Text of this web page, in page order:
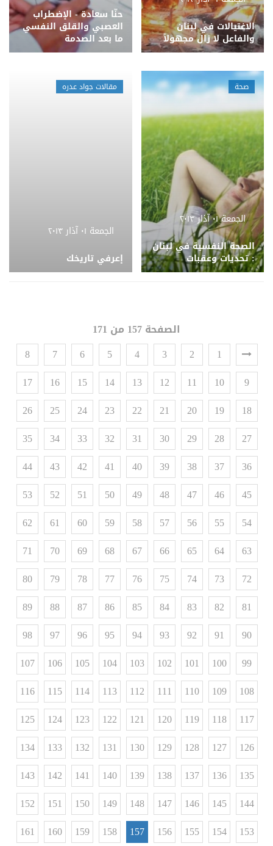
الاغتيالات في لبنان
والفاعل لا زال مجهولاً
حنّا سعادة - الإضطراب
العصبي والقلق النفسي
ما بعد الصدمة
صحة
الجمعة ٠١ آذار ٢٠١٣
الصحة النفسية في لبنان
: تحديات وعقبات
مقالات جواد عدره
الجمعة ٠١ آذار ٢٠١٣
إعرفي تاريخك
الصفحة 157 من 171
1
2
3
4
5
6
7
8
9
10
11
12
13
14
15
16
17
18
19
20
21
22
23
24
25
26
27
28
29
30
31
32
33
34
35
36
37
38
39
40
41
42
43
44
45
46
47
48
49
50
51
52
53
54
55
56
57
58
59
60
61
62
63
64
65
66
67
68
69
70
71
72
73
74
75
76
77
78
79
80
81
82
83
84
85
86
87
88
89
90
91
92
93
94
95
96
97
98
99
100
101
102
103
104
105
106
107
108
109
110
111
112
113
114
115
116
117
118
119
120
121
122
123
124
125
126
127
128
129
130
131
132
133
134
135
136
137
138
139
140
141
142
143
144
145
146
147
148
149
150
151
152
153
154
155
156
157
158
159
160
161